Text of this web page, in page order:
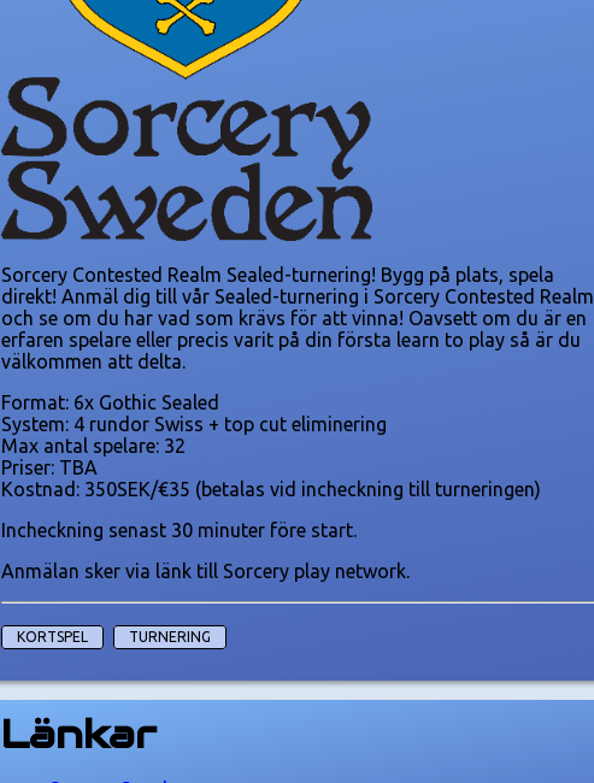
Sorcery Contested Realm Sealed-turnering! Bygg på plats, spela
direkt! Anmäl dig till vår Sealed-turnering i Sorcery Contested Realm
och se om du har vad som krävs för att vinna! Oavsett om du är en
erfaren spelare eller precis varit på din första learn to play så är du
välkommen att delta.
Format: 6x Gothic Sealed
System: 4 rundor Swiss + top cut eliminering
Max antal spelare: 32
Priser: TBA
Kostnad: 350SEK/€35 (betalas vid incheckning till turneringen)
Incheckning senast 30 minuter före start.
Anmälan sker via länk till Sorcery play network.
KORTSPEL TURNERING
Länkar